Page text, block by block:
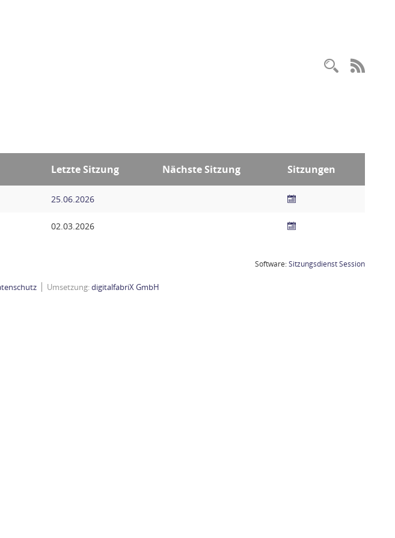
Letzte Sitzung Nächste Sitzung Sitzungen
25.06.2026
02.03.2026
Software:SitzungsdienstSession(Wird in
Umsetzung:digitalfabriX GmbH